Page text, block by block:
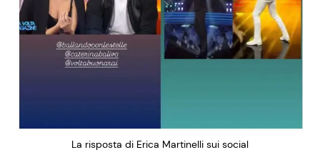
La risposta di Erica Martinelli sui social